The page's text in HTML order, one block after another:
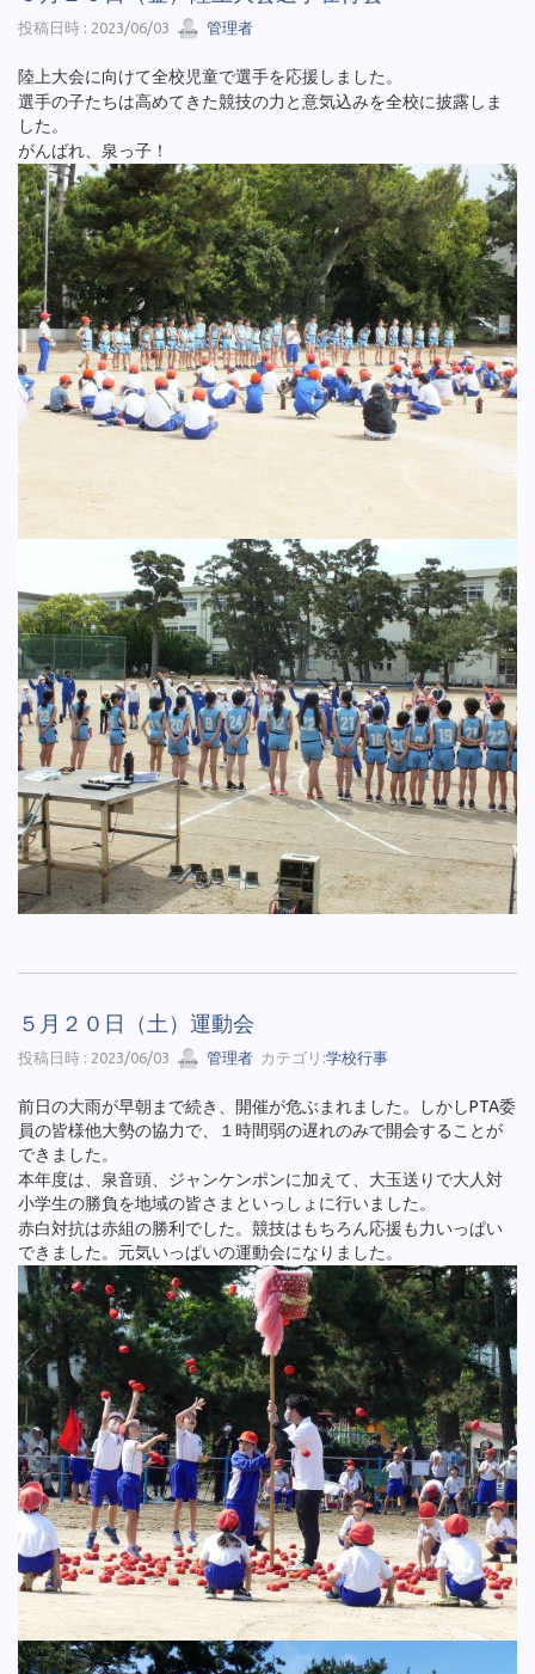
投稿日時 : 2023/06/03 管理者
陸上大会に向けて全校児童で選手を応援しました。
選手の子たちは高めてきた競技の力と意気込みを全校に披露しま
した。
がんばれ、泉っ子！
５月２０日（土）運動会
投稿日時 : 2023/06/03 管理者 カテゴリ:学校行事
前日の大雨が早朝まで続き、開催が危ぶまれました。しかしPTA委
員の皆様他大勢の協力で、１時間弱の遅れのみで開会することが
できました。
本年度は、泉音頭、ジャンケンポンに加えて、大玉送りで大人対
小学生の勝負を地域の皆さまといっしょに行いました。
赤白対抗は赤組の勝利でした。競技はもちろん応援も力いっぱい
できました。元気いっぱいの運動会になりました。